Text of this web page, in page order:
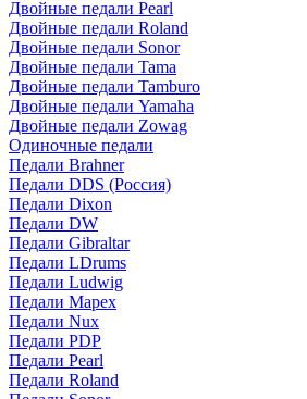
Двойные педали Pearl
Двойные педали Roland
Двойные педали Sonor
Двойные педали Tama
Двойные педали Tamburo
Двойные педали Yamaha
Двойные педали Zowag
Одиночные педали
Педали Brahner
Педали DDS (Россия)
Педали Dixon
Педали DW
Педали Gibraltar
Педали LDrums
Педали Ludwig
Педали Mapex
Педали Nux
Педали PDP
Педали Pearl
Педали Roland